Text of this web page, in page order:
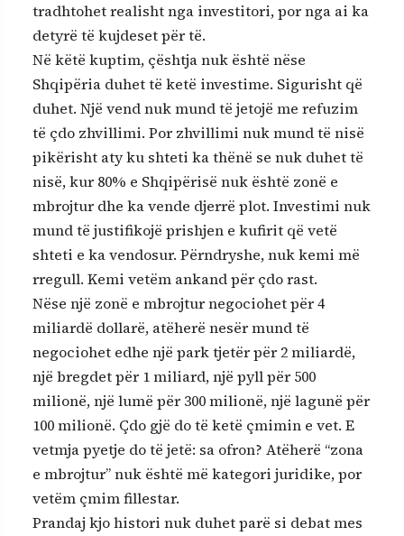
tradhtohet realisht nga investitori, por nga ai ka
detyrë të kujdeset për të.
Në këtë kuptim, çështja nuk është nëse
Shqipëria duhet të ketë investime. Sigurisht që
duhet. Një vend nuk mund të jetojë me refuzim
të çdo zhvillimi. Por zhvillimi nuk mund të nisë
pikërisht aty ku shteti ka thënë se nuk duhet të
nisë, kur 80% e Shqipërisë nuk është zonë e
mbrojtur dhe ka vende djerrë plot. Investimi nuk
mund të justifikojë prishjen e kufirit që vetë
shteti e ka vendosur. Përndryshe, nuk kemi më
rregull. Kemi vetëm ankand për çdo rast.
Nëse një zonë e mbrojtur negociohet për 4
miliardë dollarë, atëherë nesër mund të
negociohet edhe një park tjetër për 2 miliardë,
një bregdet për 1 miliard, një pyll për 500
milionë, një lumë për 300 milionë, një lagunë për
100 milionë. Çdo gjë do të ketë çmimin e vet. E
vetmja pyetje do të jetë: sa ofron? Atëherë “zona
e mbrojtur” nuk është më kategori juridike, por
vetëm çmim fillestar.
Prandaj kjo histori nuk duhet parë si debat mes